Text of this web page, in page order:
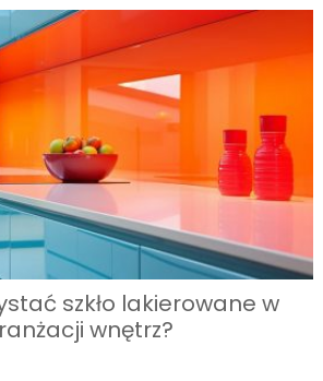
szkło lakierowane w
wnętrz?